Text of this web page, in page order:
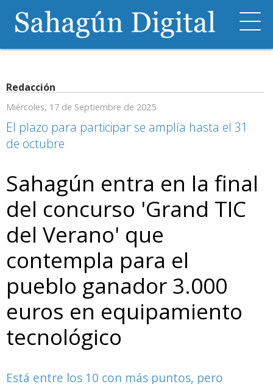
Redacción
Miércoles, 17 de Septiembre de 2025
El plazo para participar se amplía hasta el 31
de octubre
Sahagún entra en la final
del concurso 'Grand TIC
del Verano' que
contempla para el
pueblo ganador 3.000
euros en equipamiento
tecnológico
Está entre los 10 con más puntos, pero